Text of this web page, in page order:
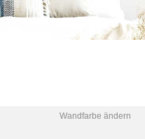
Wandfarbe ändern